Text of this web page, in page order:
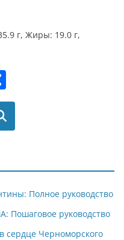
г, Жиры: 19.0 г,
т
п
р
в
и
т
ь
Полное руководство
Пошаговое руководство
сердце Черноморского